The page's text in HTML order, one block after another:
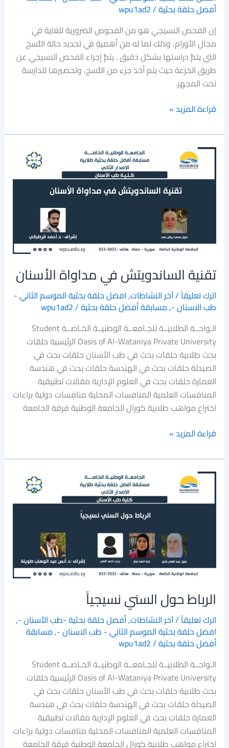
أفضل حلقة بحثية/
wpu1ad2
إن الفحص النسيجي هو من الفحوص الضرورية للغاية في
مجال الأورام، وذلك لما له من أهميةٍ في تحديد حالة النُّسج
التي يتمُّ دراستها بشكل دقيق . يتمُّ إجراء الفحص النسيجي عن
طريق الخزعة حيث يتم أخذ جزء من النُّسج، وتحضيرها للدارسة
تحت المجهر.
قراءة المزيد »
تقنية الساندويتش في مداواة الأسنان
اترك تعليقاً/آخر النشاطات,افضل حلقة بحثية الموسم الثاني -
طب الاسنان -,مسابقة أفضل حلقة بحثية/
wpu1ad2
الـواحــة الطلابيــة للجـامعــة الوطنيــة الخـاصــة Student
Oasis of Al-Wataniya Private University الرئيسية حلقات
بحث طلابية حلقات بحث في طب الأسنان حلقات بحث في
الصيدلة حلقات بحث في الهندسة حلقات بحث في هندسة
العمارة حلقات بحث في العلوم الإدارية مقالات تطبيقية
المنافسات العلمية المنافسات المحلية منافسات دولية براءات
اختراع مواهب طلابية كورال الجامعة الوطنية فرقة الجامعة
تقنية
الساندويتش
في
قراءة المزيد »
الرباط حول السني نسيجياً
اترك تعليقاً/آخر النشاطات,أفضل حلقة بحثية -طب الأسنان -,
افضل حلقة بحثية الموسم الثاني - طب الاسنان -,مسابقة
أفضل حلقة بحثية/
wpu1ad2
الـواحــة الطلابيــة للجـامعــة الوطنيــة الخـاصــة Student
Oasis of Al-Wataniya Private University الرئيسية حلقات
بحث طلابية حلقات بحث في طب الأسنان حلقات بحث في
الصيدلة حلقات بحث في الهندسة حلقات بحث في هندسة
العمارة حلقات بحث في العلوم الإدارية مقالات تطبيقية
المنافسات العلمية المنافسات المحلية منافسات دولية براءات
اختراع مواهب طلابية كورال الجامعة الوطنية فرقة الجامعة
الرباط
السني